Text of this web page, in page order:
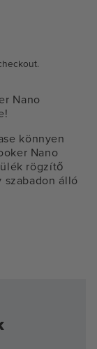
Nano
könnyen
Nano
rögzítő
álló